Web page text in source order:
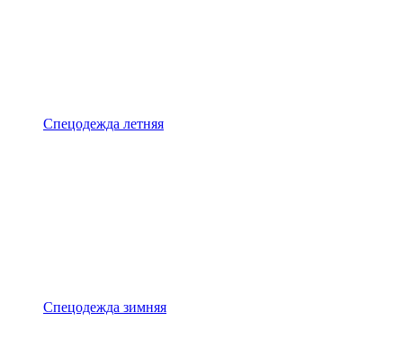
Спецодежда летняя
Спецодежда зимняя